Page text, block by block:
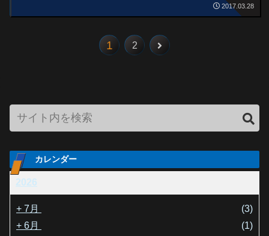
2017.03.28
1 2
カレンダー
2026
+ 7月
(3)
+ 6月
(1)